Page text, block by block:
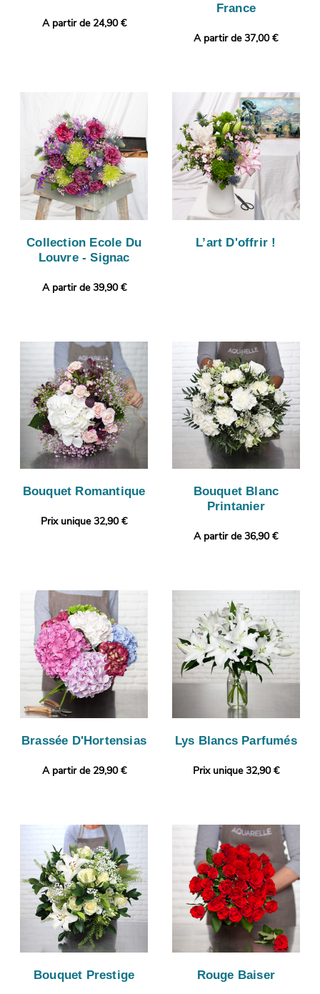
A partir de 24,90 €
France
A partir de 37,00 €
Collection Ecole Du
Louvre - Signac
A partir de 39,90 €
L’art D'offrir !
Bouquet Romantique
Prix unique 32,90 €
Bouquet Blanc
Printanier
A partir de 36,90 €
Brassée D'Hortensias
A partir de 29,90 €
Lys Blancs Parfumés
Prix unique 32,90 €
Bouquet Prestige Rouge Baiser